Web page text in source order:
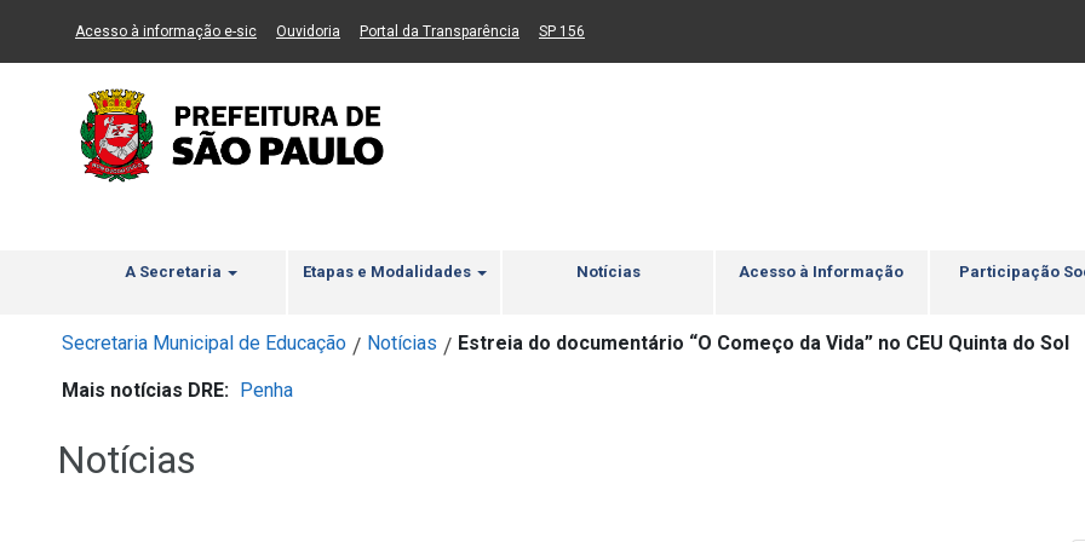
Ir ao Conteúdo Ir para menu principal 2 Ir para busca Ir para rodapé
Acesso à informação e-sic(Link para um novo sítio)
Ouvidoria (Link para um novo sítio)
Portal da Transparência (Link para um novo sítio)
SP 156
A Secretaria Etapas e Modalidades Notícias Acesso à Informação Participação
Secretaria Municipal de Educação / Notícias / Estreia do documentário “O Começo da Vida” no CEU Quinta do Sol
Mais notícias DRE: Penha
Notícias